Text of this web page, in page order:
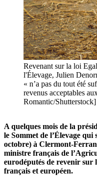
Revenant sur la loi
l'Élevage, Julien
« n’a pas du tout été
revenus acceptables
Romantic/Shutterstock]
A quelques mois de la
le Sommet de l’Élevage
octobre) à Clermont-
ministre français de
eurodéputés de revenir sur
français et européen.